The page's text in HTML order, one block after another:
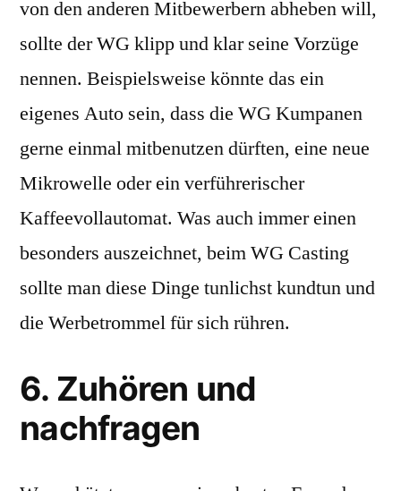
von den anderen Mitbewerbern abheben will,
sollte der WG klipp und klar seine Vorzüge
nennen. Beispielsweise könnte das ein
eigenes Auto sein, dass die WG Kumpanen
gerne einmal mitbenutzen dürften, eine neue
Mikrowelle oder ein verführerischer
Kaffeevollautomat. Was auch immer einen
besonders auszeichnet, beim WG Casting
sollte man diese Dinge tunlichst kundtun und
die Werbetrommel für sich rühren.
6. Zuhören und
nachfragen